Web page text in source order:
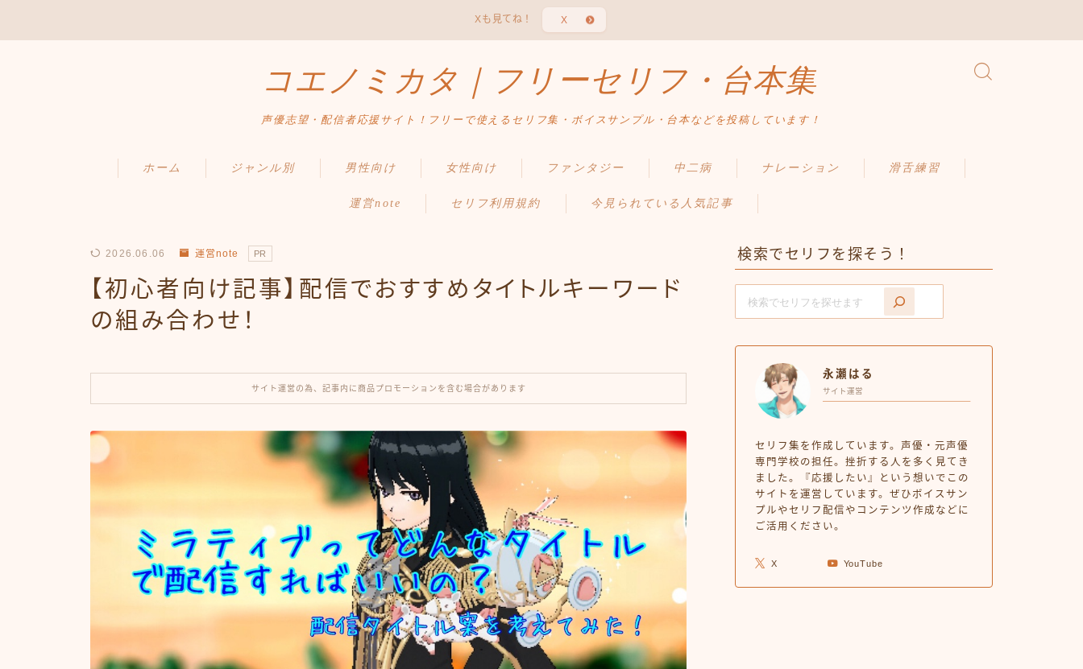
Xも見てね！ X
コエノミカタ｜フリーセリフ・台本集
声優志望・配信者応援サイト！フリーで使えるセリフ集・ボイスサンプル・台本などを投稿しています！
ホーム ジャンル別 男性向け 女性向け ファンタジー 中二病 ナレーション 滑舌練習
運営note セリフ利用規約 今見られている人気記事
2026.06.06 運営note PR
【初心者向け記事】配信でおすすめタイトルキーワード
の組み合わせ！
サイト運営の為、記事内に商品プロモーションを含む場合があります
検索でセリフを探そう！
永瀬はる
サイト運営
セリフ集を作成しています。声優・元声優
専門学校の担任。挫折する人を多く見てき
ました。『応援したい』という想いでこの
サイトを運営しています。ぜひボイスサン
プルやセリフ配信やコンテンツ作成などに
ご活用ください。
X YouTube